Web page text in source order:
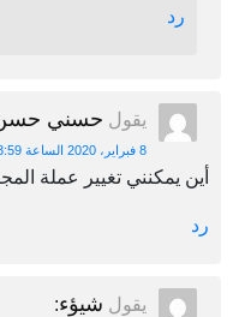
رد
يقول حسني
8 فبراير، 2020 الساعة 3:59 م
أين يمكنني تغيير عملة
رد
يقول شيؤء: